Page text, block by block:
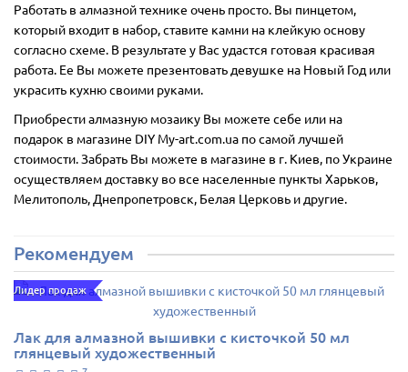
Работать в алмазной технике очень просто. Вы пинцетом,
который входит в набор, ставите камни на клейкую основу
согласно схеме. В результате у Вас удастся готовая красивая
работа. Ее Вы можете презентовать девушке на Новый Год или
украсить кухню своими руками.
Приобрести алмазную мозаику Вы можете себе или на
подарок в магазине DIY My-art.com.ua по самой лучшей
стоимости. Забрать Вы можете в магазине в г. Киев, по Украине
осуществляем доставку во все населенные пункты Харьков,
Мелитополь, Днепропетровск, Белая Церковь и другие.
Рекомендуем
Лидер продаж
Лак для алмазной вышивки с кисточкой 50 мл
глянцевый художественный